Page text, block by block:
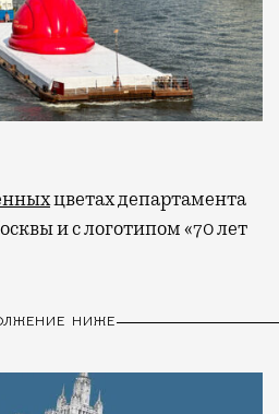
цветах департамента
и с логотипом «70 лет
НИЖЕ